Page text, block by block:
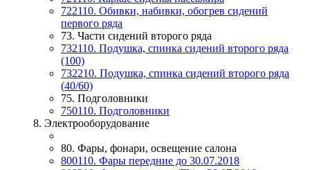
722110. Обивки, набивки, обогрев сидений
первого ряда
73. Части сидений второго ряда
732110. Подушка, спинка сидений второго ряда
(100)
732210. Подушка, спинка сидений второго ряда
(40/60)
75. Подголовники
750110. Подголовники
8. Электрооборудование
80. Фары, фонари, освещение салона
800110. Фары передние до 30.07.2018